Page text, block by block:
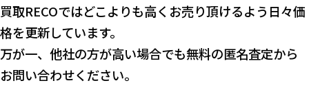
買取RECOではどこよりも高くお売り頂けるよう日々価
格を更新しています。
万が一、他社の方が高い場合でも無料の匿名査定から
お問い合わせください。